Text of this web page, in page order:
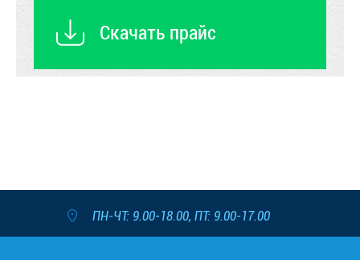
Скачать прайс
ПН-ЧТ: 9.00-18.00, ПТ: 9.00-17.00